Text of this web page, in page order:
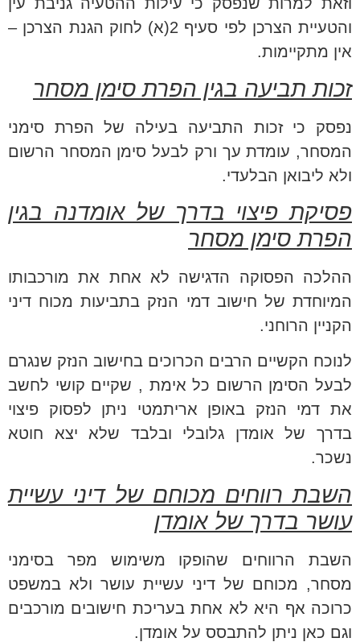
והטעיית הצרכן לפי סעיף 2(א) לחוק הגנת הצרכן –
אין מתקיימות.
זכות תביעה בגין הפרת סימן מסחר
נפסק כי זכות התביעה בעילה של הפרת סימני
המסחר, עומדת עך ורק לבעל סימן המסחר הרשום
ולא ליבואן הבלעדי.
פסיקת פיצוי בדרך של אומדנה בגין
הפרת סימן מסחר
ההלכה הפסוקה הדגישה לא אחת את מורכבותו
המיוחדת של חישוב דמי הנזק בתביעות מכוח דיני
הקניין הרוחני.
לנוכח הקשיים הרבים הכרוכים בחישוב הנזק שנגרם
לבעל הסימן הרשום כל אימת , שקיים קושי לחשב
את דמי הנזק באופן אריתמטי ניתן לפסוק פיצוי
בדרך של אומדן גלובלי ובלבד שלא יצא חוטא
נשכר.
השבת רווחים מכוחם של דיני עשיית
עושר בדרך של אומדן
השבת הרווחים שהופקו משימוש מפר בסימני
מסחר, מכוחם של דיני עשיית עושר ולא במשפט
כרוכה אף היא לא אחת בעריכת חישובים מורכבים
וגם כאן ניתן להתבסס על אומדן.